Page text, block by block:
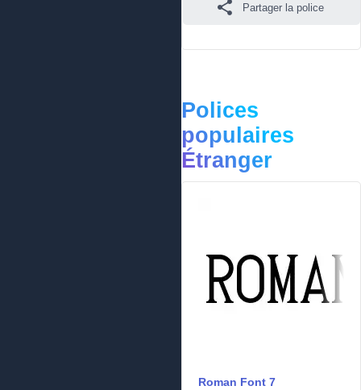
Partager la police
Polices
populaires
Étranger
Roman Font 7